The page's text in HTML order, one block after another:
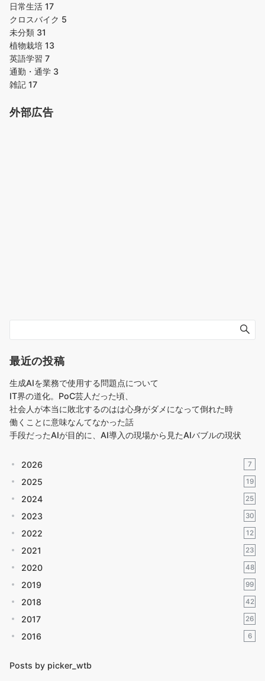
日常生活 17
クロスバイク 5
未分類 31
植物栽培 13
英語学習 7
通勤・通学 3
雑記 17
外部広告
最近の投稿
生成AIを業務で使用する問題点について
IT界の道化。PoC芸人だった頃、
社会人が本当に敗北するのはは心身がダメになって倒れた時
働くことに意味なんてなかった話
手段だったAIが目的に、AI導入の現場から見たAIバブルの現状
2026 7
2025 19
2024 25
2023 30
2022 12
2021 23
2020 48
2019 99
2018 42
2017 26
2016 6
Posts by picker_wtb